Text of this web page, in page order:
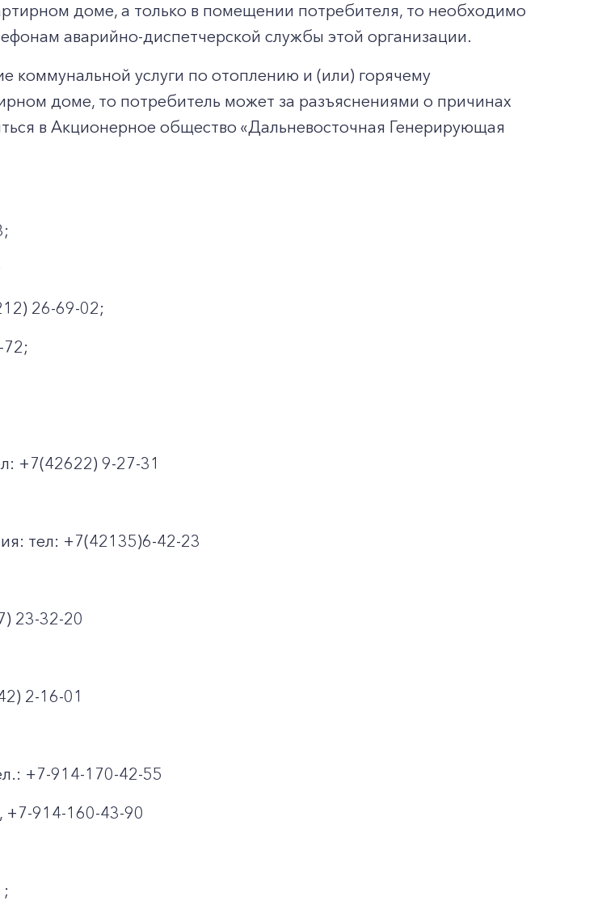
доме, а только в помещении потребителя, то необходимо
аварийно-диспетчерской службы этой организации.
коммунальной услуги по отоплению и (или) горячему
доме, то потребитель может за разъяснениями о причинах
в Акционерное общество «Дальневосточная Генерирующая
26-69-02;
72;
+7(42622) 9-27-31
тел: +7(42135)6-42-23
23-32-20
2-16-01
+7-914-170-42-55
+7-914-160-43-90